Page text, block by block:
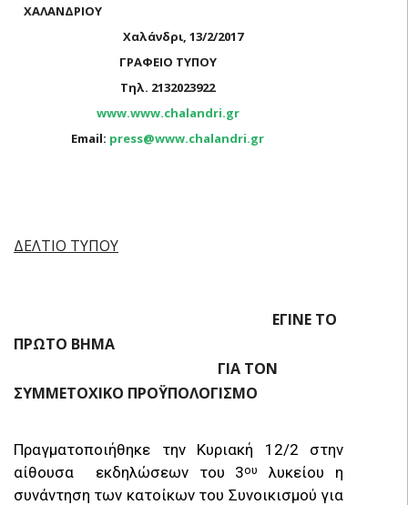
ΧΑΛΑΝΔΡΙΟΥ
Χαλάνδρι, 13/2/2017
ΓΡΑΦΕΙΟ ΤΥΠΟΥ
Τηλ. 2132023922
www.www.chalandri.gr
Email: press@www.chalandri.gr
ΔΕΛΤΙΟ ΤΥΠΟΥ
ΕΓΙΝΕ ΤΟ
ΠΡΩΤΟ ΒΗΜΑ
ΓΙΑ ΤΟΝ
ΣΥΜΜΕΤΟΧΙΚΟ ΠΡΟΫΠΟΛΟΓΙΣΜΟ
Πραγματοποιήθηκε την Κυριακή 12/2 στην
αίθουσα εκδηλώσεων του 3ου
λυκείου η
συνάντηση των κατοίκων του Συνοικισμού για